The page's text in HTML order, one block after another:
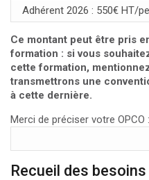
Ce montant peut être pris
formation : si vous
cette formation,
transmettrons une
à cette dernière.
Merci de préciser votre OPCO :
Recueil des